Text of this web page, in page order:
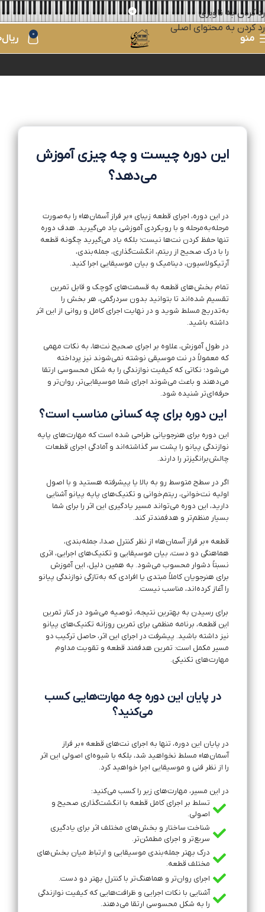
رد کردن به ناوبری
رد کردن به محتوای اصلی
منو
0 ریال
این دوره چیست و چه چیزی آموزش
می‌دهد؟
در این دوره، اجرای قطعه زیبای «بر فراز آسمان‌ها» را به‌صورت
مرحله‌به‌مرحله و با رویکردی آموزشی یاد می‌گیرید. هدف دوره
تنها حفظ کردن نت‌ها نیست؛ بلکه یاد می‌گیرید چگونه قطعه
را با درک صحیح از ریتم، انگشت‌گذاری، جمله‌بندی،
آرتیکولاسیون، دینامیک و بیان موسیقایی اجرا کنید.
تمام بخش‌های قطعه به قسمت‌های کوچک و قابل تمرین
تقسیم شده‌اند تا بتوانید بدون سردرگمی، هر بخش را
به‌تدریج مسلط شوید و در نهایت اجرای کامل و روانی از این اثر
داشته باشید.
در طول آموزش، علاوه بر اجرای صحیح نت‌ها، به نکات مهمی
که معمولاً در نت موسیقی نوشته نمی‌شوند نیز پرداخته
می‌شود؛ نکاتی که کیفیت نوازندگی را به شکل محسوسی ارتقا
می‌دهند و باعث می‌شوند اجرای شما موسیقایی‌تر، روان‌تر و
حرفه‌ای‌تر شنیده شود.
این دوره برای چه کسانی مناسب است؟
این دوره برای هنرجویانی طراحی شده است که مهارت‌های پایه
نوازندگی پیانو را پشت سر گذاشته‌اند و آمادگی اجرای قطعات
چالش‌برانگیزتر را دارند.
اگر در سطح متوسط رو به بالا یا پیشرفته هستید و با اصول
اولیه نت‌خوانی، ریتم‌خوانی و تکنیک‌های پایه پیانو آشنایی
دارید، این دوره می‌تواند مسیر یادگیری این اثر را برای شما
بسیار منظم‌تر و هدفمندتر کند.
قطعه «بر فراز آسمان‌ها» از نظر کنترل صدا، جمله‌بندی،
هماهنگی دو دست، بیان موسیقایی و تکنیک‌های اجرایی، اثری
نسبتاً دشوار محسوب می‌شود. به همین دلیل، این آموزش
برای هنرجویان کاملاً مبتدی یا افرادی که به‌تازگی نوازندگی پیانو
را آغاز کرده‌اند، مناسب نیست.
برای رسیدن به بهترین نتیجه، توصیه می‌شود در کنار تمرین
این قطعه، برنامه منظمی برای تمرین روزانه تکنیک‌های پیانو
نیز داشته باشید. پیشرفت در اجرای این اثر، حاصل ترکیب دو
مسیر مکمل است: تمرین هدفمند قطعه و تقویت مداوم
مهارت‌های تکنیکی.
در پایان این دوره چه مهارت‌هایی کسب
می‌کنید؟
در پایان این دوره، تنها به اجرای نت‌های قطعه «بر فراز
آسمان‌ها» مسلط نخواهید شد، بلکه با شیوه‌ای اصولی این اثر
را از نظر فنی و موسیقایی اجرا خواهید کرد.
در این مسیر، مهارت‌های زیر را کسب می‌کنید:
تسلط بر اجرای کامل قطعه با انگشت‌گذاری صحیح و
اصولی.
شناخت ساختار و بخش‌های مختلف اثر برای یادگیری
سریع‌تر و اجرای مطمئن‌تر.
درک بهتر جمله‌بندی موسیقایی و ارتباط میان بخش‌های
مختلف قطعه.
اجرای روان‌تر و هماهنگ‌تر با کنترل بهتر دو دست.
آشنایی با نکات اجرایی و ظرافت‌هایی که کیفیت نوازندگی
را به شکل محسوسی ارتقا می‌دهند.